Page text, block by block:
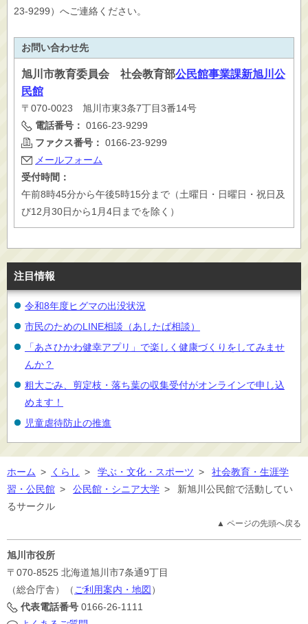
23-9299）へご連絡ください。
お問い合わせ先
旭川市教育委員会 社会教育部公民館事業課新旭川公
民館
〒070-0023 旭川市東3条7丁目3番14号
電話番号： 0166-23-9299
ファクス番号： 0166-23-9299
メールフォーム
受付時間：
午前8時45分から午後5時15分まで（土曜日・日曜日・祝日及
び12月30日から1月4日までを除く）
注目情報
令和8年度ヒグマの出没状況
市民のためのLINE相談（あしたば相談）
「あさひかわ健幸アプリ」で楽しく健康づくりをしてみませ
んか？
粗大ごみ、剪定枝・落ち葉の収集受付がオンラインで申し込
めます！
児童虐待防止の推進
ホーム > くらし > 学ぶ・文化・スポーツ >
社会教育・生涯学
習・公民館 > 公民館・シニア大学 >
新旭川公民館で活動してい
るサークル
▲ ページの先頭へ戻る
旭川市役所
〒070-8525 北海道旭川市7条通9丁目
（総合庁舎）（ ご利用案内・地図 ）
代表電話番号 0166-26-1111